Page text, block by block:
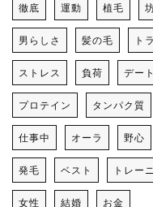
徹底 運動 植毛
男らしさ 髪の毛 ト
ストレス 負荷 デート
プロテイン タンパク質
仕事中 オーラ 野心
発毛 ベスト トレー
女性 結婚 お金